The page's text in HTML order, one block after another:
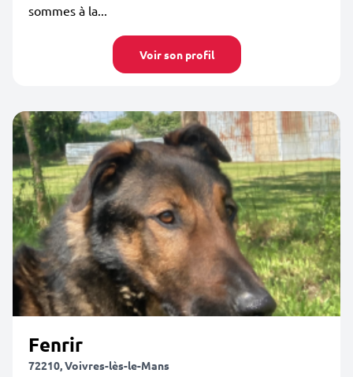
sommes à la...
Voir son profil
Fenrir
72210, Voivres-lès-le-Mans